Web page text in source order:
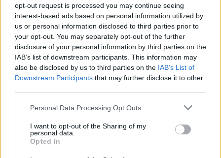
opt-out request is processed you may continue seeing
interest-based ads based on personal information utilized by
us or personal information disclosed to third parties prior to
your opt-out. You may separately opt-out of the further
disclosure of your personal information by third parties on the
IAB’s list of downstream participants. This information may
also be disclosed by us to third parties on the IAB’s List of
Downstream Participants that may further disclose it to other
Personal Data Processing Opt Outs
I want to opt-out of the Sharing of my
personal data.
Opted In